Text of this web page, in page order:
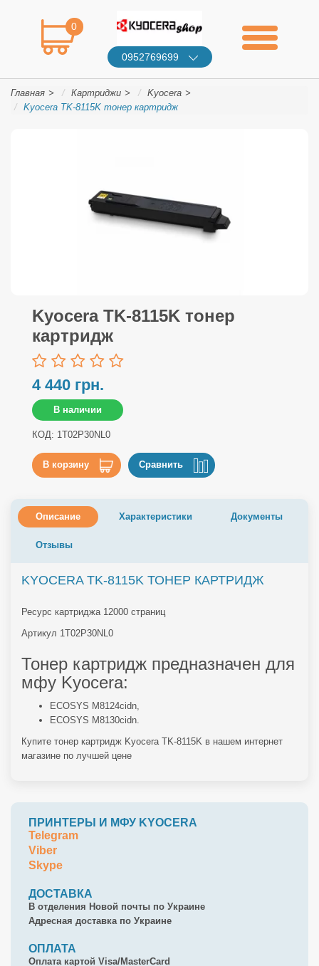
0
0952769699
Главная Картриджи
Kyocera
Kyocera TK-8115K тонер картридж
Kyocera TK-8115K тонер
картридж
4 440 грн.
В наличии
КОД: 1T02P30NL0
В корзину Сравнить
Описание Характеристики Документы
Отзывы
KYOCERA TK-8115K ТОНЕР КАРТРИДЖ
Ресурс картриджа 12000 страниц
Артикул 1T02P30NL0
Тонер картридж предназначен для
мфу Kyocera:
ECOSYS M8124cidn,
ECOSYS M8130cidn.
Купите тонер картридж Kyocera TK-8115K в нашем интернет
магазине по лучшей цене
ПРИНТЕРЫ И МФУ KYOCERA
Telegram
Viber
Skype
ДОСТАВКА
В отделения Новой почты по Украине
Адресная доставка по Украине
ОПЛАТА
Оплата картой Visa/MasterCard